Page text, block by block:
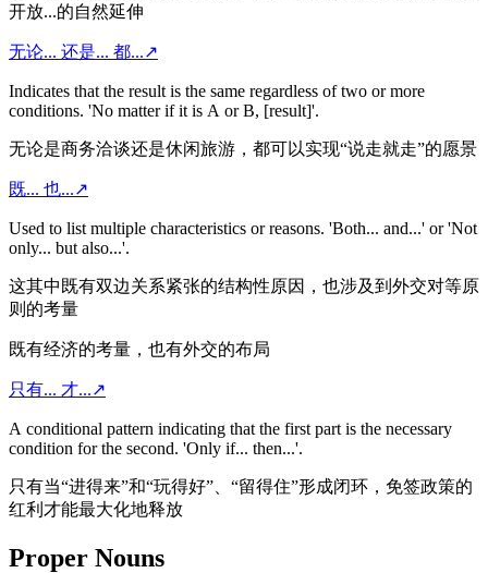
开放...的自然延伸
无论... 还是... 都...↗
Indicates that the result is the same regardless of two or more
conditions. 'No matter if it is A or B, [result]'.
无论是商务洽谈还是休闲旅游，都可以实现“说走就走”的愿景
既... 也...↗
Used to list multiple characteristics or reasons. 'Both... and...' or 'Not
only... but also...'.
这其中既有双边关系紧张的结构性原因，也涉及到外交对等原
则的考量
既有经济的考量，也有外交的布局
只有... 才...↗
A conditional pattern indicating that the first part is the necessary
condition for the second. 'Only if... then...'.
只有当“进得来”和“玩得好”、“留得住”形成闭环，免签政策的
红利才能最大化地释放
Proper Nouns